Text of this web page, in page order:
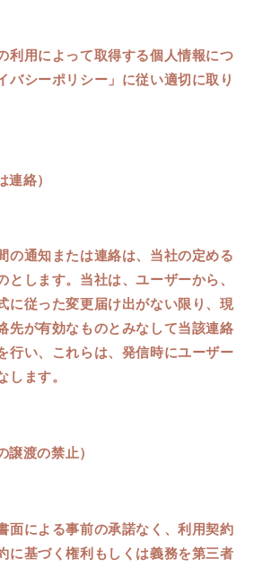
利用によって取得する個人情報につ
バシーポリシー」に従い適切に取り
連絡）
の通知または連絡は、当社の定める
とします。当社は、ユーザーから、
に従った変更届け出がない限り、現
先が有効なものとみなして当該連絡
行い、これらは、発信時にユーザー
ます。
譲渡の禁止）
面による事前の承諾なく、利用契約
に基づく権利もしくは義務を第三者